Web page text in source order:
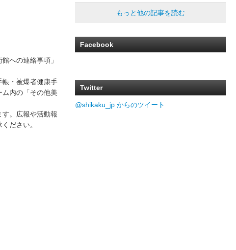
への連絡事項」
帳・被爆者健康手
内の「その他美
す。広報や活動報
ださい。
もっと他の記事を読む
Facebook
Twitter
@shikaku_jp からのツイート